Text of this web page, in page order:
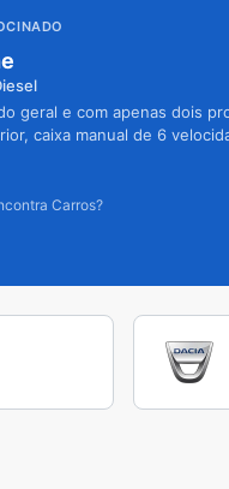
geral e com apenas dois
caixa manual de 6
Carros?